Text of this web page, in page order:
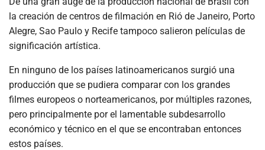
la creación de centros de filmación en Rió de Janeiro, Porto
Alegre, Sao Paulo y Recife tampoco salieron películas de
significación artística.
En ninguno de los países latinoamericanos surgió una
producción que se pudiera comparar con los grandes
filmes europeos o norteamericanos, por múltiples razones,
pero principalmente por el lamentable subdesarrollo
económico y técnico en el que se encontraban entonces
estos países.